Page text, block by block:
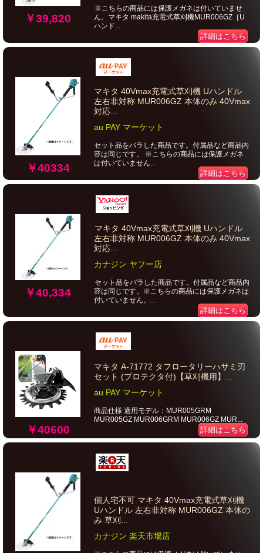
￥39,820
※こちらの商品には保護メガネは付いていませ
ん。マキタ makita充電式草刈機MUR006GZ［U
ハンド...
詳細はこちら
￥40334
マキタ 40Vmax充電式草刈機 Uハンドル
左右非対称 MUR006GZ 本体のみ 40Vmax
対応...
au PAY マーケット
セット品をバラした商品です。付属品など商品内
容は同じです。 ※こちらの商品には保護メガネ
は付いていません...
詳細はこちら
￥40,334
マキタ 40Vmax充電式草刈機 Uハンドル
左右非対称 MUR006GZ 本体のみ 40Vmax
対応...
カナジン ヤフー店
セット品をバラした商品です。付属品など商品内
容は同じです。※こちらの商品には保護メガネは
付いていません。...
詳細はこちら
￥40600
マキタ A-71772 タフロータリーハサミ刃
セット (プロテクタ付)【草刈機用】...
au PAY マーケット
商品仕様 適用モデル：MUR005GRM
MUR005GZ MUR006GRM MUR006GZ MUR...
詳細はこちら
個人宅不可 マキタ 40Vmax充電式草刈機
Uハンドル 左右非対称 MUR006GZ 本体の
み 草刈...
カナジン 楽天市場店